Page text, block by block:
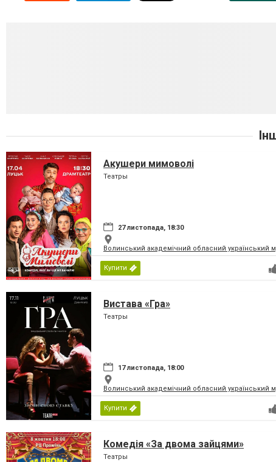
Акушери мимоволі
Театры
27 листопада, 18:30
Волинський академічний обласний український
Купити
Вистава «Гра»
Театры
17 листопада, 18:00
Волинський академічний обласний український
Купити
Комедія «За двома зайцями»
Театры